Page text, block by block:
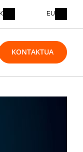
EU
KONTAKTUA